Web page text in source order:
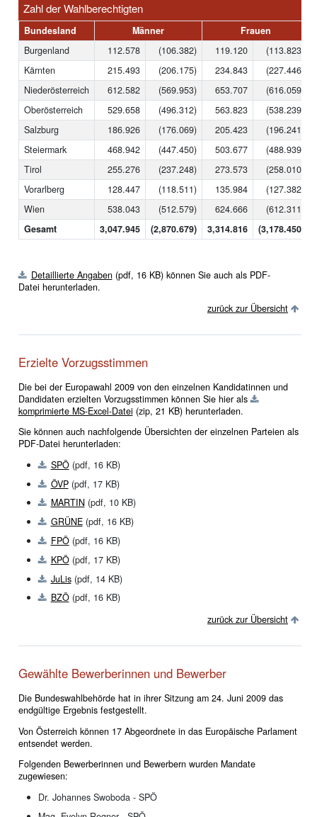
Zahl der Wahlberechtigten
Bundesland Männer
Frauen
Burgenland
112.578 (106.382) 119.120
(113.823)
Kärnten
215.493 (206.175) 234.843
(227.446)
Niederösterreich
612.582 (569.953) 653.707 (616.059)
Oberösterreich
529.658 (496.312) 563.823 (538.239)
Salzburg
186.926 (176.069) 205.423
(196.241)
Steiermark
468.942 (447.450) 503.677
(488.939)
Tirol
255.276 (237.248) 273.573
(258.010)
Vorarlberg
128.447 (118.511) 135.984
(127.382)
Wien
538.043 (512.579) 624.666 (612.311)
Gesamt
3,047.945 (2,870.679) 3,314.816 (3,178.450)
Detaillierte Angaben(pdf, 16 KB)können Sie auch als PDF-
Datei herunterladen.
zurück zur Übersicht
Erzielte Vorzugsstimmen
Die bei der Europawahl 2009 von den einzelnen Kandidatinnen und
Dandidaten erzielten Vorzugsstimmen können Sie hier als
komprimierte MS-Excel-Datei (zip, 21 KB)herunterladen.
Sie können auch nachfolgende Übersichten der einzelnen Parteien als
PDF-Datei herunterladen:
SPÖ(pdf, 16 KB)
ÖVP(pdf, 17 KB)
MARTIN(pdf, 10 KB)
GRÜNE(pdf, 16 KB)
FPÖ(pdf, 16 KB)
KPÖ(pdf, 17 KB)
JuLis(pdf, 14 KB)
BZÖ(pdf, 16 KB)
zurück zur Übersicht
Gewählte Bewerberinnen und Bewerber
Die Bundeswahlbehörde hat in ihrer Sitzung am 24. Juni 2009 das
endgültige Ergebnis festgestellt.
Von Österreich können 17 Abgeordnete in das Europäische Parlament
entsendet werden.
Folgenden Bewerberinnen und Bewerbern wurden Mandate
zugewiesen:
Dr. Johannes Swoboda - SPÖ